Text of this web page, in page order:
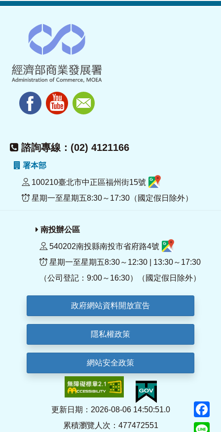
諮詢專線：(02) 4121166
署本部
100210臺北市中正區福州街15號
星期一至星期五8:30～17:30（國定假日除外）
南投辦公區
540202南投縣南投市省府路4號
星期一至星期五8:30～12:30 | 13:30～17:30
（公司登記：9:00～16:30）（國定假日除外）
政府網站資料開放宣告
隱私權政策
網站安全政策
更新日期：2026-08-06 14:50:51.0
累積瀏覽人次：477472551